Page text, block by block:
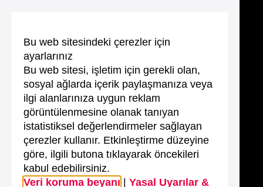
Bu web sitesindeki çerezler için
ayarlarınız
Bu web sitesi, işletim için gerekli olan,
sosyal ağlarda içerik paylaşmanıza veya
ilgi alanlarınıza uygun reklam
görüntülenmesine olanak tanıyan
istatistiksel değerlendirmeler sağlayan
çerezler kullanır. Etkinleştirme düzeyine
göre, ilgili butona tıklayarak öncekileri
kabul edebilirsiniz.
Veri koruma beyanı
Yasal Uyarılar &